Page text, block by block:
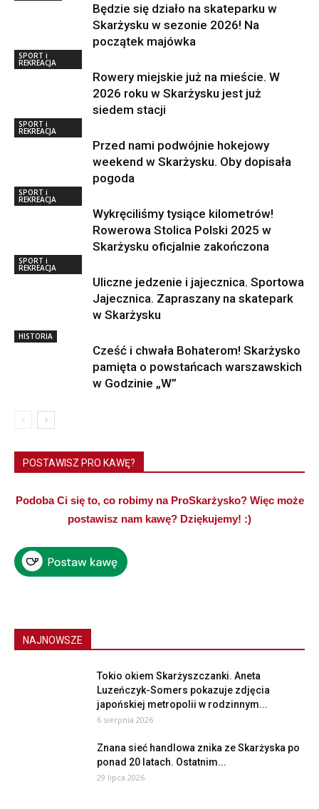
Będzie się działo na skateparku w
Skarżysku w sezonie 2026! Na
początek majówka
SPORT i
REKREACJA
Rowery miejskie już na mieście. W
2026 roku w Skarżysku jest już
siedem stacji
SPORT i
REKREACJA
Przed nami podwójnie hokejowy
weekend w Skarżysku. Oby dopisała
pogoda
SPORT i
REKREACJA
Wykręciliśmy tysiące kilometrów!
Rowerowa Stolica Polski 2025 w
Skarżysku oficjalnie zakończona
SPORT i
REKREACJA
Uliczne jedzenie i jajecznica. Sportowa
Jajecznica. Zapraszany na skatepark
w Skarżysku
HISTORIA
Cześć i chwała Bohaterom! Skarżysko
pamięta o powstańcach warszawskich
w Godzinie „W”
POSTAWISZ PRO KAWĘ?
Podoba Ci się to, co robimy na ProSkarżysko? Więc może
postawisz nam kawę? Dziękujemy! :)
NAJNOWSZE
Tokio okiem Skarżyszczanki. Aneta
Luzeńczyk-Somers pokazuje zdjęcia
japońskiej metropolii w rodzinnym...
6 sierpnia 2026
Znana sieć handlowa znika ze Skarżyska po
ponad 20 latach. Ostatnim...
29 lipca 2026